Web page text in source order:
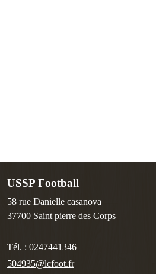
USSP Football
58 rue Danielle casanova
37700 Saint pierre des Corps
Tél. : 0247441346
504935@lcfoot.fr